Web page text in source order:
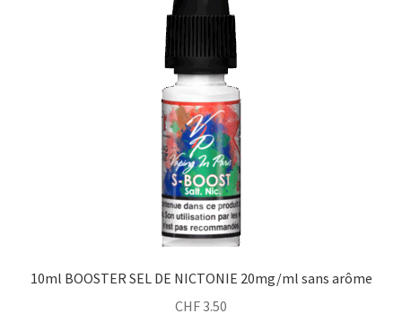
10ml BOOSTER SEL DE NICTONIE 20mg/ml sans arôme
CHF3.50